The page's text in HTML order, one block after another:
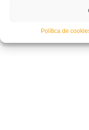
Política de